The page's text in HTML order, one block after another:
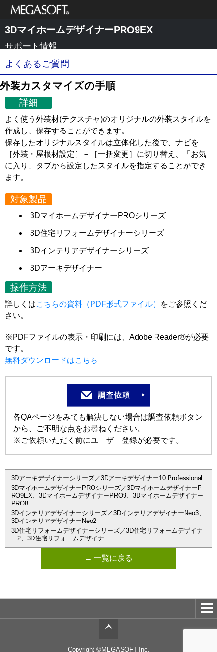
メガソフト株式
会社
3DマイホームデザイナーPRO9EX
サポート情報
よくあるご質問
外装カスタマイズの手順
詳細
よく使う外装材(テクスチャ)のオリジナルの外装スタイルを
作成し、保存することができます。
保存したオリジナルスタイルは立体化した後で、ナビを
［外装・屋根材設定］－［一括変更］に切り替え、「お気
に入り」タブから設定したスタイルを指定することができ
ます。
対象製品
3DマイホームデザイナーPROシリーズ
3D住宅リフォームデザイナーシリーズ
3Dインテリアデザイナーシリーズ
3Dアーキデザイナー
操作方法
詳しくはこちらの資料（PDF形式ファイル）
をご参照くだ
さい。
※PDFファイルの表示・印刷には、Adobe Reader®が必要
です。
無料ダウンロードはこちら
各QAページをみても解決しない場合は調査依頼ボタン
から、ご不明な点をお尋ねください。
※ご依頼いただく前にユーザー登録が必要です。
3Dアーキデザイナーシリーズ／3Dアーキデザイナー10 Professional
3DマイホームデザイナーPROシリーズ／3DマイホームデザイナーP
RO9EX、3DマイホームデザイナーPRO9、3Dマイホームデザイナー
PRO8
3Dインテリアデザイナーシリーズ／3DインテリアデザイナーNeo3、
3DインテリアデザイナーNeo2
3D住宅リフォームデザイナーシリーズ／3D住宅リフォームデザイナ
ー2、3D住宅リフォームデザイナー
← 一覧に戻る
Copyright ©MEGASOFT Inc.